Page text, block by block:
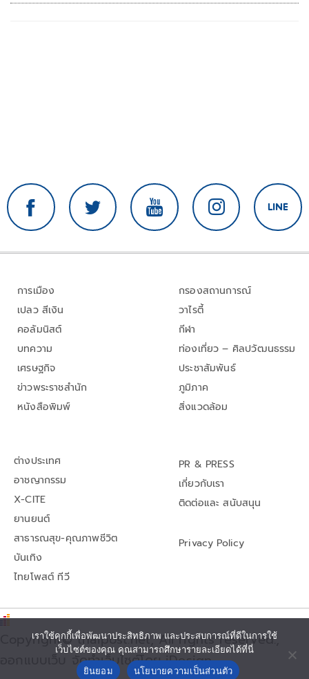
การเมือง
เปลว สีเงิน
คอลัมนิสต์
บทความ
เศรษฐกิจ
ข่าวพระราชสำนัก
หนังสือพิมพ์
กรองสถานการณ์
วาไรตี้
กีฬา
ท่องเที่ยว – ศิลปวัฒนธรรม
ประชาสัมพันธ์
ภูมิภาค
สิ่งแวดล้อม
ต่างประเทศ
อาชญากรรม
X-CITE
ยานยนต์
สาธารณสุข-คุณภาพชีวิต
บันเทิง
ไทยโพสต์ ทีวี
PR & PRESS
เกี่ยวกับเรา
ติดต่อและ สนับสนุน
Privacy Policy
Copyright© thaipost.net, All rights reserved.,
ออกแบบเว็บ จัดทำเว็บไซต์โดย iDesign
เราใช้คุกกี้เพื่อพัฒนาประสิทธิภาพ และประสบการณ์ที่ดีในการใช้
เว็บไซต์ของคุณ คุณสามารถศึกษารายละเอียดได้ที่นี่
ยินยอม
นโยบายความเป็นส่วนตัว